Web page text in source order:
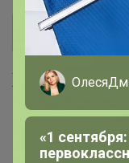
Хиты продаж
ОлесяДм
«1